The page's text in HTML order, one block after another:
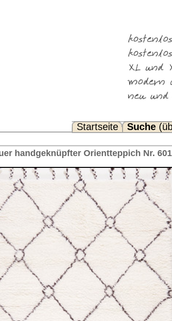
Noch Fragen? FAQ...
sich in neuem Fenster)
Bilder weiter unten für Bilder in höherer Auflösung